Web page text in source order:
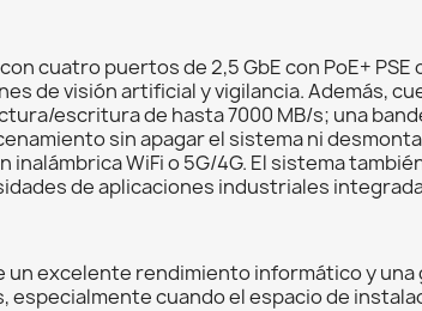
cuatro puertos de 2,5 GbE con PoE+ PSE
de visión artificial y vigilancia. Además,
escritura de hasta 7000 MB/s; una
sin apagar el sistema ni
WiFi o 5G/4G. El sistema
de aplicaciones industriales
excelente rendimiento informático y una
cuando el espacio de